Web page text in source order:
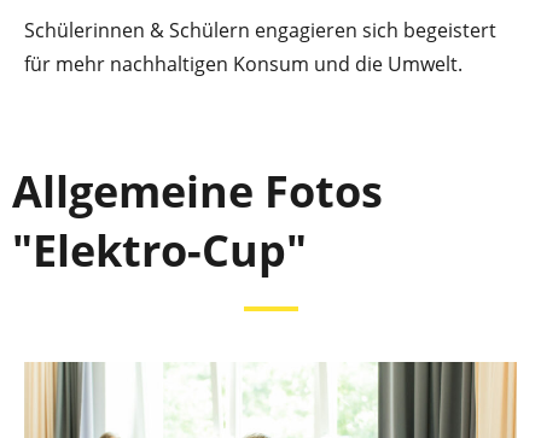
Schülerinnen & Schülern engagieren sich begeistert
für mehr nachhaltigen Konsum und die Umwelt.
Allgemeine Fotos
"Elektro-Cup"